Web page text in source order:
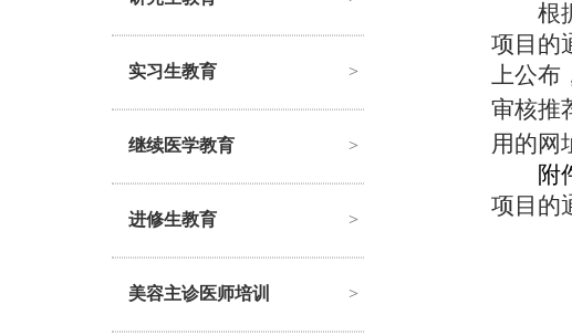
实习生教育 >
继续医学教育 >
进修生教育 >
美容主诊医师培训 >
根
项目的
上公布
审核推
用的网
附
项目的